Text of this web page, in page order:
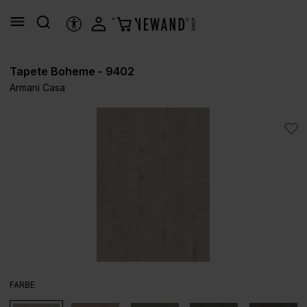
springen
HILFSTOOLS
Tapete Boheme - 9402
Armani Casa
FARBE